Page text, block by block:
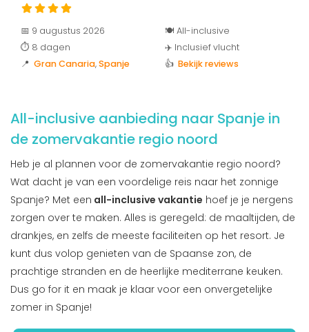
📅 9 augustus 2026
⏱️ 8 dagen
📍 Gran Canaria,Spanje
🍽️ All-inclusive
✈️ Inclusief vlucht
👍 Bekijk reviews
All-inclusive aanbieding naar Spanje in
de zomervakantie regio noord
Heb je al plannen voor de zomervakantie regio noord?
Wat dacht je van een voordelige reis naar het zonnige
Spanje? Met een all-inclusive vakantie hoef je je nergens
zorgen over te maken. Alles is geregeld: de maaltijden, de
drankjes, en zelfs de meeste faciliteiten op het resort. Je
kunt dus volop genieten van de Spaanse zon, de
prachtige stranden en de heerlijke mediterrane keuken.
Dus go for it en maak je klaar voor een onvergetelijke
zomer in Spanje!